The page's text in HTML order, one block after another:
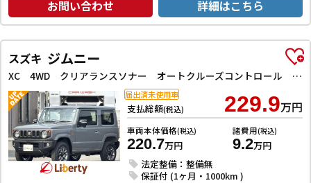
お問い合わせ 詳細はこちら
スズキ ジムニー
XC 4WD クリアランスソナー オートクルーズコントロール レーンアシスト 衝突被害軽減システム オートライト LEDヘッドランプ ヘッドライトウォッシャー スマートキー アイドリングストップ
支払総額(税込) 229.9万円
車両本体価格(税込)
220.7万円
諸費用(税込)
9.2万円
法定整備：整備無
保証付 (1ヶ月・1000km )
届出済未使用車